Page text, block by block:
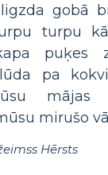
gobā
turpu
puķes
pa
mājas
mirušo
Hērsts